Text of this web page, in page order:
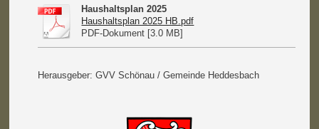
Haushaltsplan 2025
Haushaltsplan 2025 HB.pdf
PDF-Dokument [3.0 MB]
Herausgeber: GVV Schönau / Gemeinde Heddesbach